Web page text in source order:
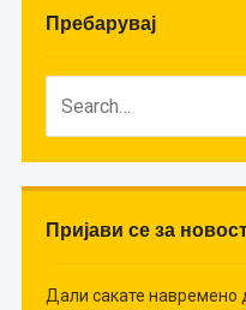
Пребарувај
Пријави се за
Дали сакате навремено